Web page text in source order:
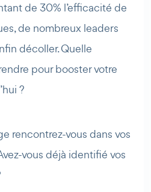
de 30% l’efficacité de
de nombreux leaders
décoller. Quelle
pour booster votre
?
rencontrez-vous dans vos
vous déjà identifié vos